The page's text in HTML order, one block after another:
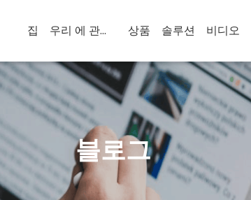
집 우리 에 관한 것 상품 솔루션 비디오
블로그